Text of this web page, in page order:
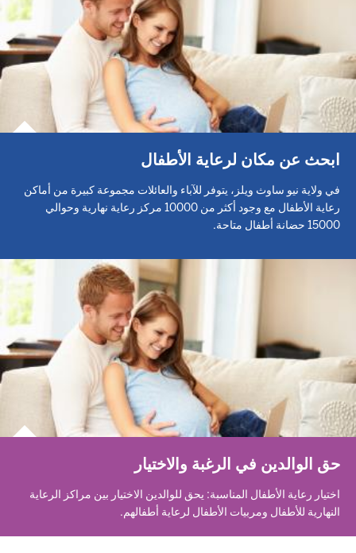
ابحث عن مكان لرعاية الأطفال
في ولاية نيو ساوث ويلز، يتوفر للآباء والعائلات مجموعة كبيرة من أماكن
رعاية الأطفال مع وجود أكثر من 10000 مركز رعاية نهارية وحوالي
15000 حضانة أطفال متاحة.
حق الوالدين في الرغبة والاختيار
اختيار رعاية الأطفال المناسبة: يحق للوالدين الاختيار بين مراكز الرعاية
النهارية للأطفال ومربيات الأطفال لرعاية أطفالهم.